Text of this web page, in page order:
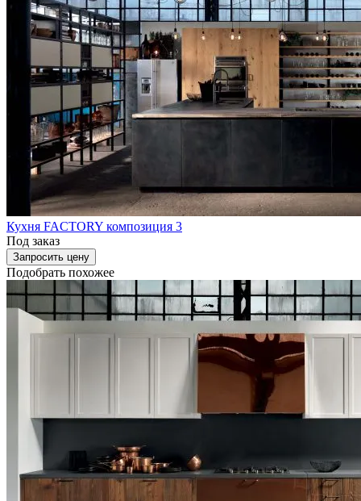
Кухня FACTORY композиция 3
Под заказ
Запросить цену
Подобрать похожее